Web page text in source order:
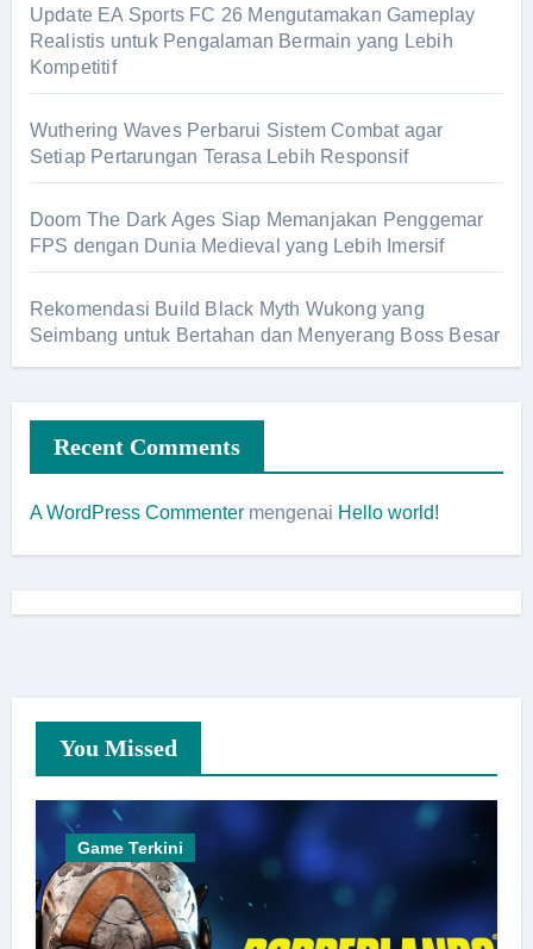
Update EA Sports FC 26 Mengutamakan Gameplay
Realistis untuk Pengalaman Bermain yang Lebih
Kompetitif
Wuthering Waves Perbarui Sistem Combat agar
Setiap Pertarungan Terasa Lebih Responsif
Doom The Dark Ages Siap Memanjakan Penggemar
FPS dengan Dunia Medieval yang Lebih Imersif
Rekomendasi Build Black Myth Wukong yang
Seimbang untuk Bertahan dan Menyerang Boss Besar
Recent Comments
A WordPress Commentermengenai Hello world!
You Missed
Game Terkini